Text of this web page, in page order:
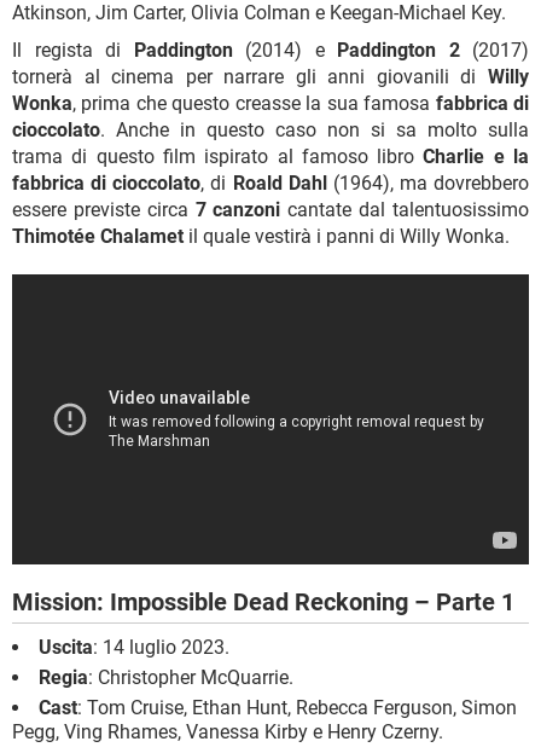
Atkinson, Jim Carter, Olivia Colman e Keegan-Michael Key.
Il regista di Paddington(2014) e Paddington 2(2017)
tornerà al cinema per narrare gli anni giovanili di Willy
Wonka, prima che questo creasse la sua famosa fabbrica di
cioccolato. Anche in questo caso non si sa molto sulla
trama di questo film ispirato al famoso libroCharlie e la
fabbrica di cioccolato, di Roald Dahl(1964), ma dovrebbero
essere previste circa 7 canzoni cantate dal talentuosissimo
Thimotée Chalamet il quale vestirà i panni di Willy Wonka.
Mission: Impossible Dead Reckoning – Parte 1
Uscita: 14 luglio 2023.
Regia: Christopher McQuarrie.
Cast: Tom Cruise, Ethan Hunt, Rebecca Ferguson, Simon
Pegg, Ving Rhames, Vanessa Kirby e Henry Czerny.